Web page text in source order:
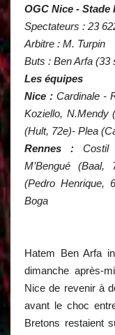
OGC Nice - Stade
Spectateurs : 23
Arbitre : M. Turpin
Buts : Ben Arfa (33
Les équipes
Nice : Cardinale -
Koziello, N.Mendy
(Hult, 72e)- Plea
Rennes : Costil
M’Bengué
(Pedro Henrique,
Boga
Hatem Ben Arfa
dimanche après-
Nice de revenir à
avant le choc
Bretons restaient